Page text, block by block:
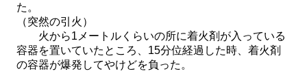
た。
（突然の引火）
火から1メートルくらいの所に着火剤が入っている
容器を置いていたところ、15分位経過した時、着火剤
の容器が爆発してやけどを負った。